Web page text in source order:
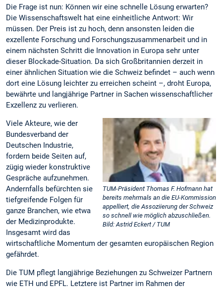
Die Frage ist nun: Können wir eine schnelle Lösung erwarten?
Die Wissenschaftswelt hat eine einheitliche Antwort: Wir
müssen. Der Preis ist zu hoch, denn ansonsten leiden die
exzellente Forschung und Forschungszusammenarbeit und in
einem nächsten Schritt die Innovation in Europa sehr unter
dieser Blockade-Situation. Da sich Großbritannien derzeit in
einer ähnlichen Situation wie die Schweiz befindet – auch wenn
dort eine Lösung leichter zu erreichen scheint –, droht Europa,
bewährte und langjährige Partner in Sachen wissenschaftlicher
Exzellenz zu verlieren.
TUM-Präsident Thomas F. Hofmann hat
bereits mehrmals an die EU-Kommission
appelliert, die Assoziierung der Schweiz
so schnell wie möglich abzuschließen.
Bild: Astrid Eckert / TUM
Viele Akteure, wie der
Bundesverband der
Deutschen Industrie,
fordern beide Seiten auf,
zügig wieder konstruktive
Gespräche aufzunehmen.
Andernfalls befürchten sie
tiefgreifende Folgen für
ganze Branchen, wie etwa
der Medizinprodukte.
Insgesamt wird das
wirtschaftliche Momentum der gesamten europäischen Region
gefährdet.
Die TUM pflegt langjährige Beziehungen zu Schweizer Partnern
wie ETH und EPFL. Letztere ist Partner im Rahmen der